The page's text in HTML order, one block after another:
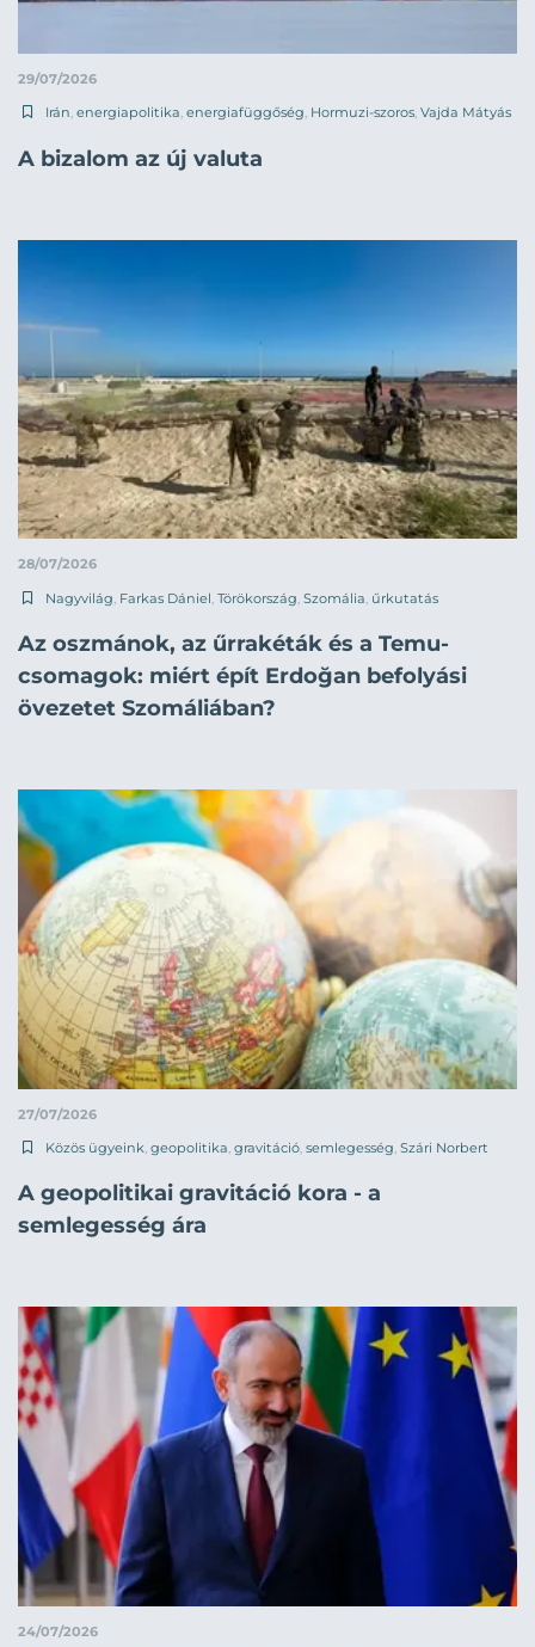
29/07/2026
Irán, energiapolitika, energiafüggőség, Hormuzi-szoros, Vajda Mátyás
A bizalom az új valuta
28/07/2026
Nagyvilág Farkas Dániel Törökország Szomália űrkutatás
Az oszmánok, az űrrakéták és a Temu-
csomagok: miért épít Erdoğan befolyási
övezetet Szomáliában?
27/07/2026
Közös ügyeink geopolitika gravitáció semlegesség Szári Norbert
A geopolitikai gravitáció kora - a
semlegesség ára
24/07/2026